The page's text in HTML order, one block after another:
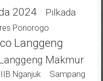
2024
Pilkada
Ponorogo
Langgeng
Makmur
Nganjuk
Sampang